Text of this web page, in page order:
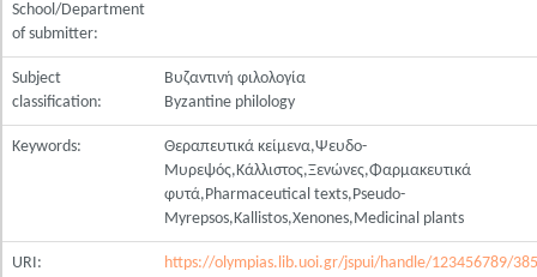
School/Department
of submitter:
Subject
classification:
Βυζαντινή φιλολογία
Byzantine philology
Keywords:
Θεραπευτικά κείμενα,Ψευδο-
Μυρεψός,Κάλλιστος,Ξενώνες,Φαρμακευτικά
φυτά,Pharmaceutical texts,Pseudo-
Myrepsos,Kallistos,Xenones,Medicinal plants
URI:
https://olympias.lib.uoi.gr/jspui/handle/123456789/